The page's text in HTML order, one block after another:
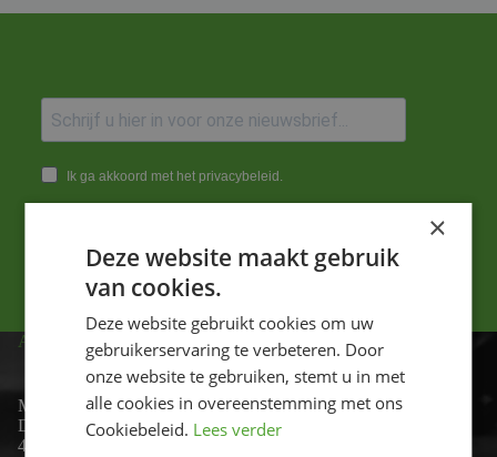
Ik ga akkoord met het privacybeleid.
ADRES
Motor-id
De Lind 17
4841 KC Prinsenbeek
×
Deze website maakt gebruik
van cookies.
Deze website gebruikt cookies om uw
gebruikerservaring te verbeteren. Door
onze website te gebruiken, stemt u in met
alle cookies in overeenstemming met ons
Cookiebeleid. Lees verder